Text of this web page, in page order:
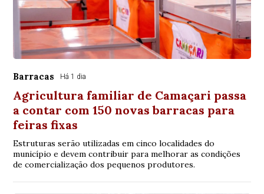
Barracas Há 1 dia
Agricultura familiar de Camaçari passa
a contar com 150 novas barracas para
feiras fixas
Estruturas serão utilizadas em cinco localidades do
município e devem contribuir para melhorar as condições
de comercialização dos pequenos produtores.